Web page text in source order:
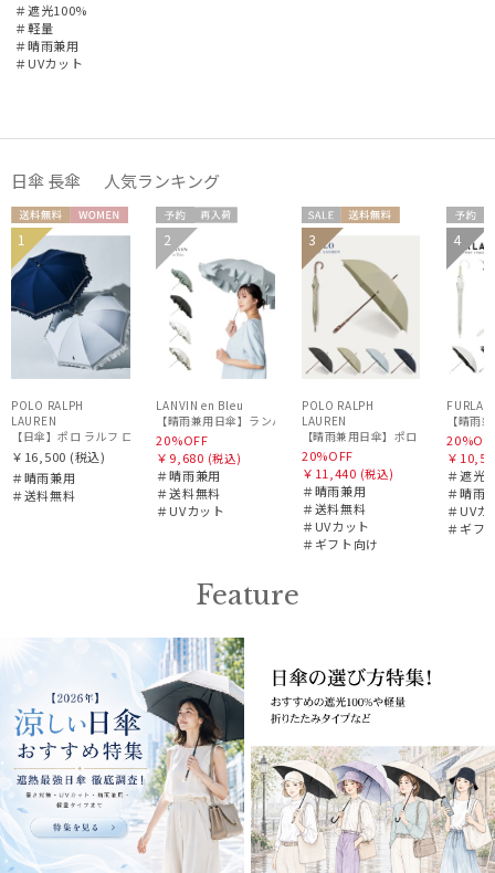
＃遮光100%
＃軽量
＃晴雨兼用
＃UVカット
日傘 長傘 人気ランキング
送料無
料
WOME
N
1
POLO RALPH
LAUREN
￥16,500 (税込)
＃晴雨兼用
＃送料無料
予約 再入
荷
セー
ル
料
WOME
2
LANVIN en Bleu
20%OFF
￥9,680 (税込)
＃晴雨兼用
＃送料無料
＃UVカット
セー
ル
送料無
料
ギフト
向け
WOME
N
3
POLO RALPH
LAUREN
【晴雨兼用日傘】ポロ ラルフ ロ
20%OFF
￥11,440 (税込)
＃晴雨兼用
＃送料無料
＃UVカット
＃ギフト向け
予約
ギフト
向け
N
4
FURLA
【晴雨
￥
＃遮光
＃晴雨
＃UVカ
＃ギフ
Feature